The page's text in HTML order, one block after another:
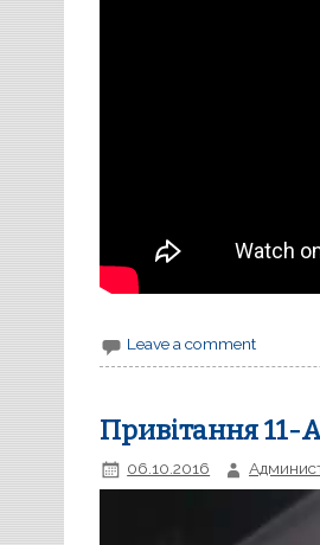
Leave a comment
Привітання 11-
06.10.2016